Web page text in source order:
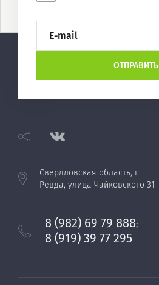
ОТПРАВИТЬ
Свердловская область, г.
Ревда, улица Чайковского 31
8 (982) 69 79 888;
8 (919) 39 77 295